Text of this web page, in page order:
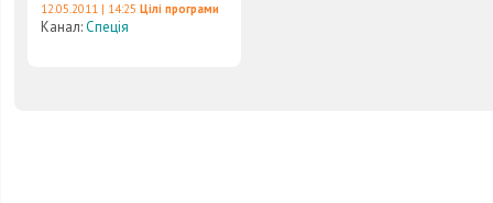
12.05.2011 | 14:25 Цілі програми
Канал:Спеція